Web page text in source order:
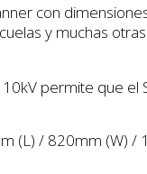
con
y muchas
permite que
(L) / 820mm (W) /